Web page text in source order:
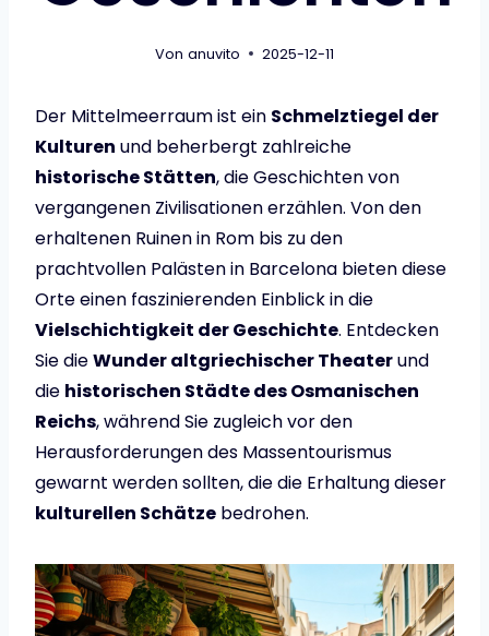
Von anuvito 2025-12-11
Der Mittelmeerraum ist ein Schmelztiegel der
Kulturen und beherbergt zahlreiche
historische Stätten, die Geschichten von
vergangenen Zivilisationen erzählen. Von den
erhaltenen Ruinen in Rom bis zu den
prachtvollen Palästen in Barcelona bieten diese
Orte einen faszinierenden Einblick in die
Vielschichtigkeit der Geschichte. Entdecken
Sie dieWunder altgriechischer Theaterund
die historischen Städte des Osmanischen
Reichs, während Sie zugleich vor den
Herausforderungen des Massentourismus
gewarnt werden sollten, die die Erhaltung dieser
kulturellen Schätze bedrohen.